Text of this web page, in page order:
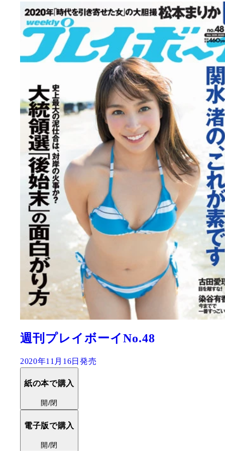
週刊プレイボーイNo.48
2020年11月16日発売
紙の本で購入
開/閉
電子版で購入
開/閉